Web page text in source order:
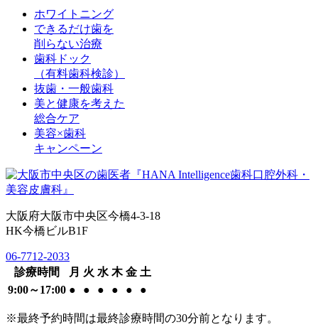
ホワイトニング
できるだけ歯を
削らない治療
歯科ドック
（有料歯科検診）
抜歯・一般歯科
美と健康を考えた
総合ケア
美容×歯科
キャンペーン
大阪府大阪市中央区今橋4-3-18
HK今橋ビルB1F
06-7712-2033
診療時間
月 火 水 木 金 土
9:00～17:00 ● ● ● ● ● ●
※最終予約時間は最終診療時間の30分前となります。